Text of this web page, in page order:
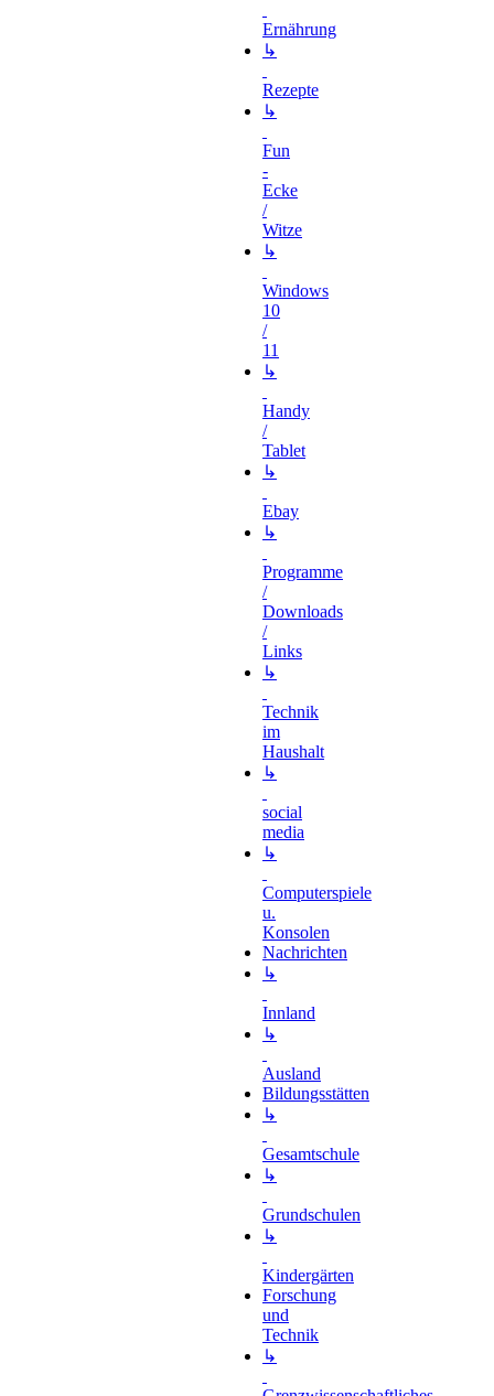
Ernährung
↳
Rezepte
↳
Fun
-
Ecke
/
Witze
↳
Windows
10
/
11
↳
Handy
/
Tablet
↳
Ebay
↳
Programme
/
Downloads
/
Links
↳
Technik
im
Haushalt
↳
social
media
↳
Computerspiele
u.
Konsolen
Nachrichten
↳
Innland
↳
Ausland
Bildungsstätten
↳
Gesamtschule
↳
Grundschulen
↳
Kindergärten
Forschung
und
Technik
↳